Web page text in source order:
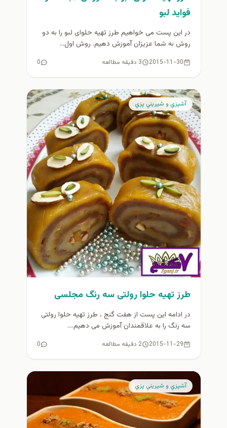
فواید لبو
در این پست می خواهیم طرز تهیه حلوای لبو را به دو
روش به شما عزیزان آموزش دهیم. روش اول...
2015-11-30 3 دقیقه مطالعه 0
آشپزي و شيريني پزي
طرز تهیه حلوا رولتی سه رنگ مجلسی
در ادامه این پست از هفت گنج ، طرز تهیه حلوا رولتی
سه رنگ را به علاقمندان آموزش می دهیم....
2015-11-29 2 دقیقه مطالعه 0
آشپزي و شيريني پزي